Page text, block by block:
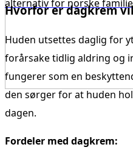
alternativ for norske
Hvorfor er dagkrem
Huden utsettes daglig for
forårsake tidlig aldring og
fungerer som en
den sørger for at huden
dagen.
Fordeler med dagkrem: